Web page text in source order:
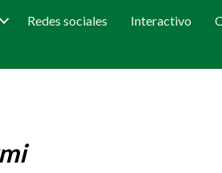
Redes sociales Interactivo